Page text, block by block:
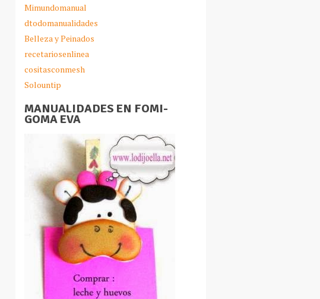
Mimundomanual
dtodomanualidades
Belleza y Peinados
recetariosenlinea
cositasconmesh
Solountip
MANUALIDADES EN FOMI-
GOMA EVA